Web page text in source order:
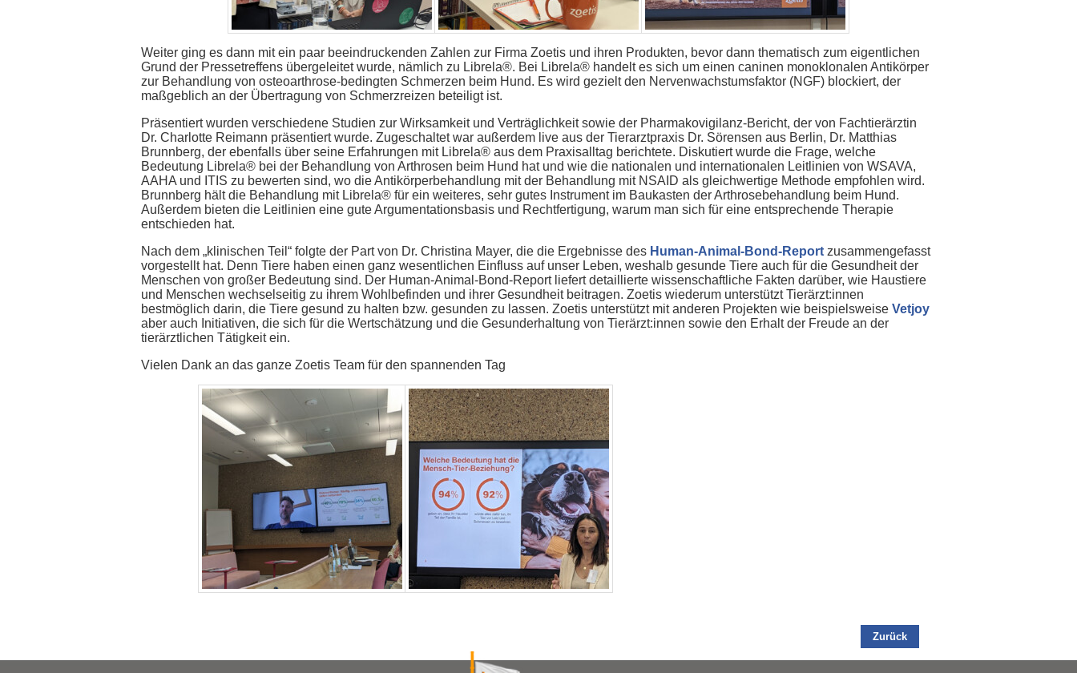
Weiter ging es dann mit ein paar beeindruckenden Zahlen zur Firma Zoetis und ihren Produkten, bevor dann thematisch zum eigentlichen
Grund der Pressetreffens übergeleitet wurde, nämlich zu Librela®. Bei Librela® handelt es sich um einen caninen monoklonalen Antikörper
zur Behandlung von osteoarthrose-bedingten Schmerzen beim Hund. Es wird gezielt den Nervenwachstumsfaktor (NGF) blockiert, der
maßgeblich an der Übertragung von Schmerzreizen beteiligt ist.
Präsentiert wurden verschiedene Studien zur Wirksamkeit und Verträglichkeit sowie der Pharmakovigilanz-Bericht, der von Fachtierärztin
Dr. Charlotte Reimann präsentiert wurde. Zugeschaltet war außerdem live aus der Tierarztpraxis Dr. Sörensen aus Berlin, Dr. Matthias
Brunnberg, der ebenfalls über seine Erfahrungen mit Librela® aus dem Praxisalltag berichtete. Diskutiert wurde die Frage, welche
Bedeutung Librela® bei der Behandlung von Arthrosen beim Hund hat und wie die nationalen und internationalen Leitlinien von WSAVA,
AAHA und ITIS zu bewerten sind, wo die Antikörperbehandlung mit der Behandlung mit NSAID als gleichwertige Methode empfohlen wird.
Brunnberg hält die Behandlung mit Librela® für ein weiteres, sehr gutes Instrument im Baukasten der Arthrosebehandlung beim Hund.
Außerdem bieten die Leitlinien eine gute Argumentationsbasis und Rechtfertigung, warum man sich für eine entsprechende Therapie
entschieden hat.
Nach dem „klinischen Teil“ folgte der Part von Dr. Christina Mayer, die die Ergebnisse des Human-Animal-Bond-Report zusammengefasst
vorgestellt hat. Denn Tiere haben einen ganz wesentlichen Einfluss auf unser Leben, weshalb gesunde Tiere auch für die Gesundheit der
Menschen von großer Bedeutung sind. Der Human-Animal-Bond-Report liefert detaillierte wissenschaftliche Fakten darüber, wie Haustiere
und Menschen wechselseitig zu ihrem Wohlbefinden und ihrer Gesundheit beitragen. Zoetis wiederum unterstützt Tierärzt:innen
bestmöglich darin, die Tiere gesund zu halten bzw. gesunden zu lassen. Zoetis unterstützt mit anderen Projekten wie beispielsweise Vetjoy
aber auch Initiativen, die sich für die Wertschätzung und die Gesunderhaltung von Tierärzt:innen sowie den Erhalt der Freude an der
tierärztlichen Tätigkeit ein.
Vielen Dank an das ganze Zoetis Team für den spannenden Tag
Zurück